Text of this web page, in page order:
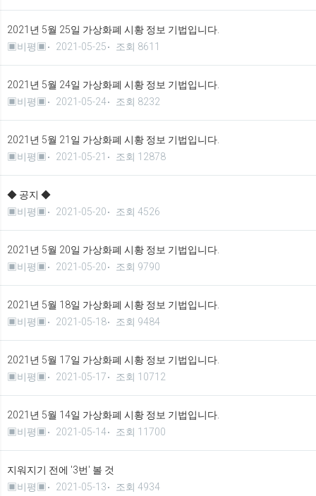
2021년 5월 25일 가상화폐 시황 정보 기법입니다.
▣비평▣
2021-05-25 조회 8611
2021년 5월 24일 가상화폐 시황 정보 기법입니다.
▣비평▣
2021-05-24 조회 8232
2021년 5월 21일 가상화폐 시황 정보 기법입니다.
▣비평▣
2021-05-21 조회 12878
◆ 공지 ◆
▣비평▣
2021-05-20 조회 4526
2021년 5월 20일 가상화폐 시황 정보 기법입니다.
▣비평▣
2021-05-20 조회 9790
2021년 5월 18일 가상화폐 시황 정보 기법입니다.
▣비평▣
2021-05-18 조회 9484
2021년 5월 17일 가상화폐 시황 정보 기법입니다.
▣비평▣
2021-05-17 조회 10712
2021년 5월 14일 가상화폐 시황 정보 기법입니다.
▣비평▣
2021-05-14 조회 11700
지워지기 전에 '3번' 볼 것
▣비평▣
2021-05-13 조회 4934